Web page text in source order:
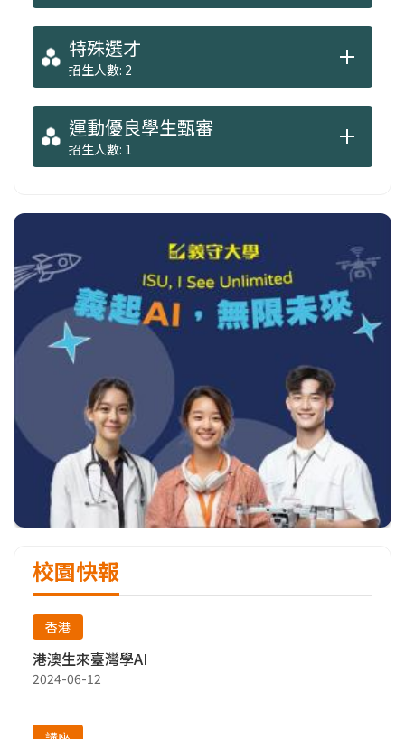
特殊選才
招生人數: 2
運動優良學生甄審
招生人數: 1
校園快報
香港
港澳生來臺灣學AI
2024-06-12